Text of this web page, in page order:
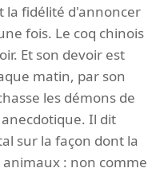
la fidélité d'annoncer
fois. Le coq chinois
Et son devoir est
matin, par son
les démons de
Il dit
sur la façon dont la
: non comme